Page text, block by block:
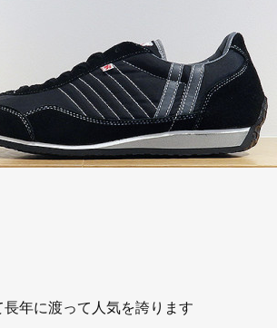
年に渡って人気を誇ります